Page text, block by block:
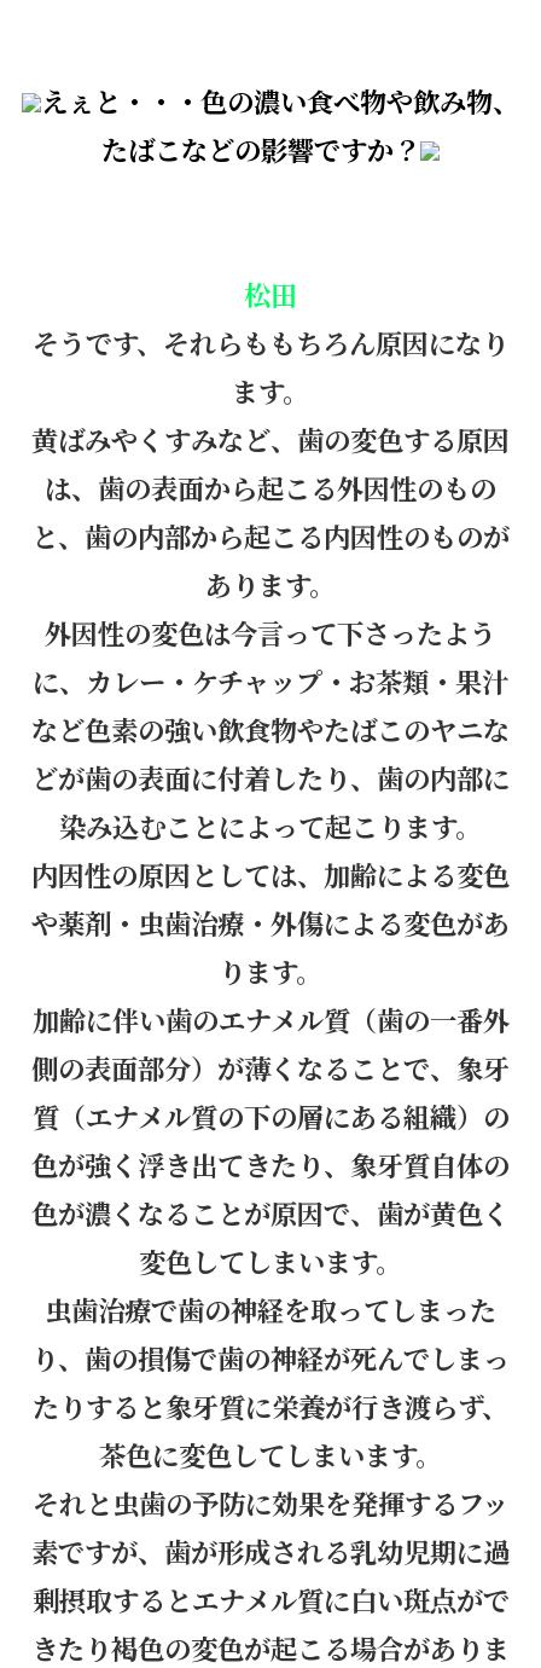
えぇと・・・色の濃い食べ物や飲み物、
たばこなどの影響ですか？
松田
そうです、それらももちろん原因になり
ます。
黄ばみやくすみなど、歯の変色する原因
は、歯の表面から起こる外因性のもの
と、歯の内部から起こる内因性のものが
あります。
外因性の変色は今言って下さったよう
に、カレー・ケチャップ・お茶類・果汁
など色素の強い飲食物やたばこのヤニな
どが歯の表面に付着したり、歯の内部に
染み込むことによって起こります。
内因性の原因としては、加齢による変色
や薬剤・虫歯治療・外傷による変色があ
ります。
加齢に伴い歯のエナメル質（歯の一番外
側の表面部分）が薄くなることで、象牙
質（エナメル質の下の層にある組織）の
色が強く浮き出てきたり、象牙質自体の
色が濃くなることが原因で、歯が黄色く
変色してしまいます。
虫歯治療で歯の神経を取ってしまった
り、歯の損傷で歯の神経が死んでしまっ
たりすると象牙質に栄養が行き渡らず、
茶色に変色してしまいます。
それと虫歯の予防に効果を発揮するフッ
素ですが、歯が形成される乳幼児期に過
剰摂取するとエナメル質に白い斑点がで
きたり褐色の変色が起こる場合がありま